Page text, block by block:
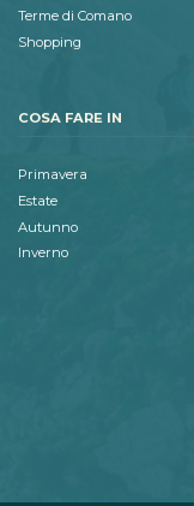
Terme di Comano
Shopping
COSA FARE IN
Primavera
Estate
Autunno
Inverno